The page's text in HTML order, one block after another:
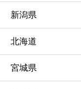
新潟県
北海道
宮城県